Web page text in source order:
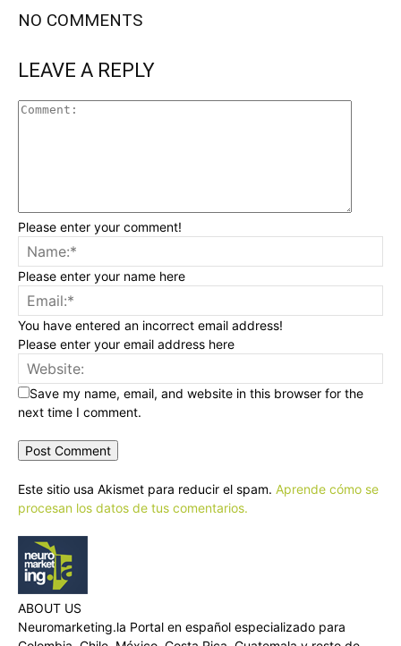
NO COMMENTS
LEAVE A REPLY
Please enter your comment!
Please enter your name here
You have entered an incorrect email address!
Please enter your email address here
Save my name, email, and website in this browser for the
next time I comment.
Este sitio usa Akismet para reducir el spam. Aprende cómo se
procesan los datos de tus comentarios.
ABOUT US
Neuromarketing.la Portal en español especializado para